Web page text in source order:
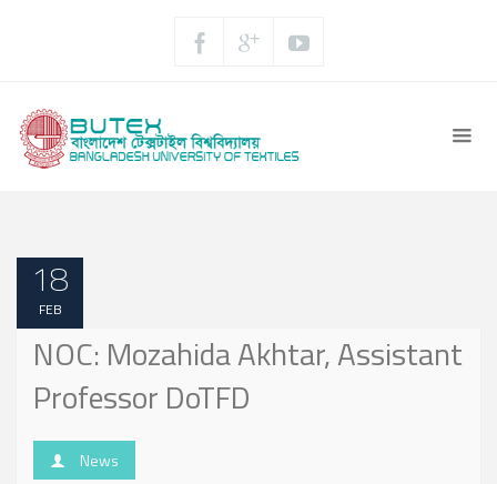
18
FEB
NOC: Mozahida Akhtar, Assistant
Professor DoTFD
News